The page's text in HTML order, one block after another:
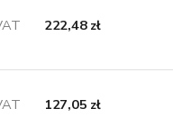
222,48 zł
127,05 zł